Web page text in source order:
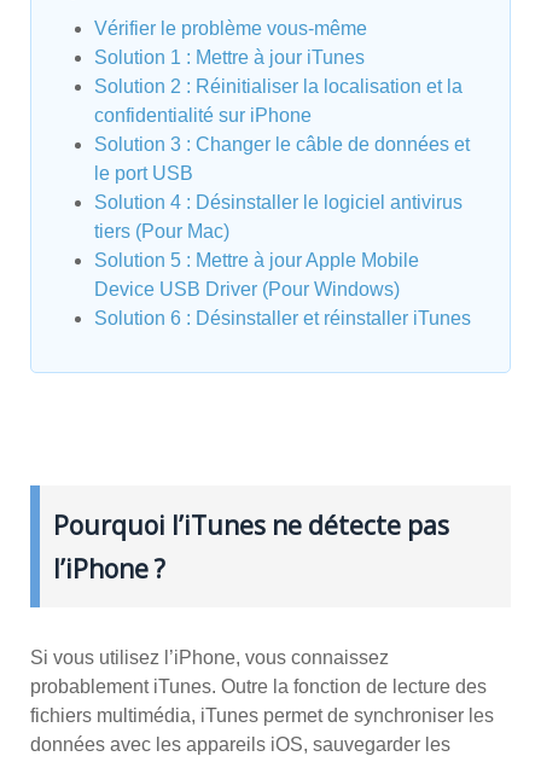
Vérifier le problème vous-même
Solution 1 : Mettre à jour iTunes
Solution 2 : Réinitialiser la localisation et la
confidentialité sur iPhone
Solution 3 : Changer le câble de données et
le port USB
Solution 4 : Désinstaller le logiciel antivirus
tiers (Pour Mac)
Solution 5 : Mettre à jour Apple Mobile
Device USB Driver (Pour Windows)
Solution 6 : Désinstaller et réinstaller iTunes
Pourquoi l’iTunes ne détecte pas
l’iPhone ?
Si vous utilisez l’iPhone, vous connaissez
probablement iTunes. Outre la fonction de lecture des
fichiers multimédia, iTunes permet de synchroniser les
données avec les appareils iOS, sauvegarder les